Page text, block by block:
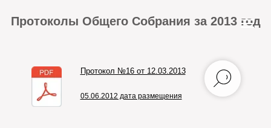
Протокол №16 от 12.03.2013
05.06.2012 дата размещения
Протоколы Общего Собрания за 2013 год